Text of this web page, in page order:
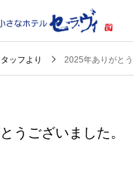
ッフより 2025年ありがとう
うございました。